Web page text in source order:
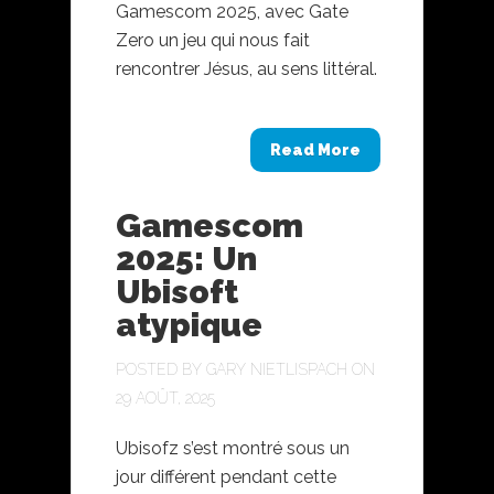
Gamescom 2025, avec Gate
Zero un jeu qui nous fait
rencontrer Jésus, au sens littéral.
Read More
Gamescom
2025: Un
Ubisoft
atypique
POSTED BY GARY NIETLISPACH ON
29 AOÛT, 2025
Ubisofz s’est montré sous un
jour différent pendant cette